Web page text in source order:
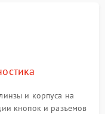
и корпуса на
кнопок и разъемов